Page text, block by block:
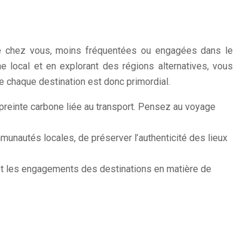
vous, moins fréquentées ou engagées dans le
local et en explorant des régions alternatives, vous
chaque destination est donc primordial.
carbone liée au transport. Pensez au voyage
locales, de préserver l’authenticité des lieux
les engagements des destinations en matière de